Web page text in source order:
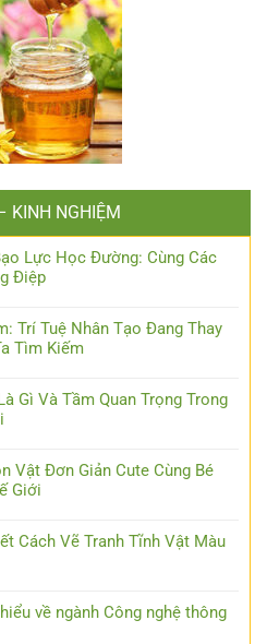
KINH NGHIỆM
Lực Học Đường: Cùng Các
Điệp
Trí Tuệ Nhân Tạo Đang Thay
Tìm Kiếm
Gì Và Tầm Quan Trọng Trong
Vật Đơn Giản Cute Cùng Bé
Giới
Cách Vẽ Tranh Tĩnh Vật Màu
về ngành Công nghệ thông